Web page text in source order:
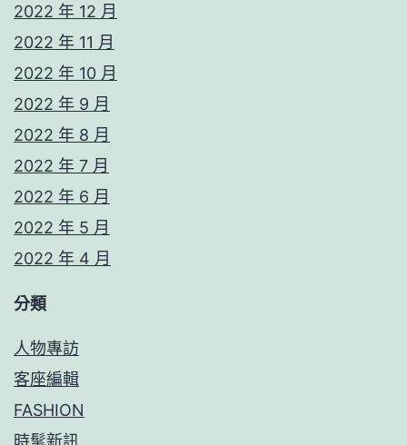
2022 年 12 月
2022 年 11 月
2022 年 10 月
2022 年 9 月
2022 年 8 月
2022 年 7 月
2022 年 6 月
2022 年 5 月
2022 年 4 月
分類
人物專訪
客座編輯
FASHION
時髦新訊